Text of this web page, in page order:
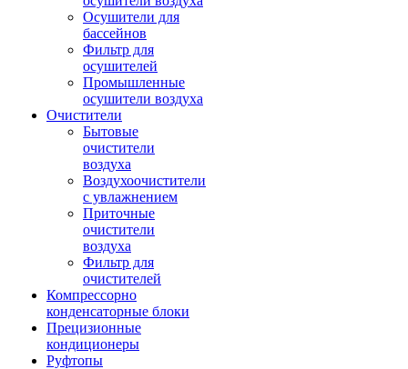
Осушители для
бассейнов
Фильтр для
осушителей
Промышленные
осушители воздуха
Очистители
Бытовые
очистители
воздуха
Воздухоочистители
с увлажнением
Приточные
очистители
воздуха
Фильтр для
очистителей
Компрессорно
конденсаторные блоки
Прецизионные
кондиционеры
Руфтопы